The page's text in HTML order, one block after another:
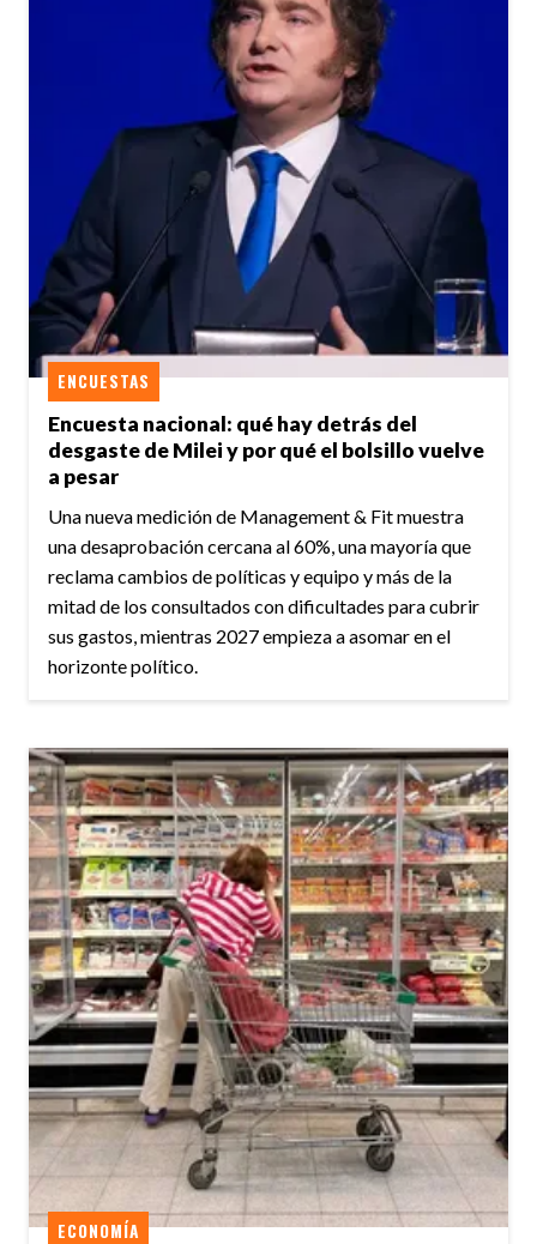
Encuesta nacional: qué hay detrás del
desgaste de Milei y por qué el bolsillo vuelve
a pesar
ENCUESTAS
Una nueva medición de Management & Fit muestra
una desaprobación cercana al 60%, una mayoría que
reclama cambios de políticas y equipo y más de la
mitad de los consultados con dificultades para cubrir
sus gastos, mientras 2027 empieza a asomar en el
horizonte político.
ECONOMÍA